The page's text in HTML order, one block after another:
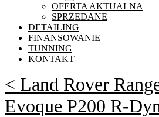
OFERTA AKTUALNA
SPRZEDANE
DETAILING
FINANSOWANIE
TUNNING
KONTAKT
< Land Rover
Evoque P200 R-